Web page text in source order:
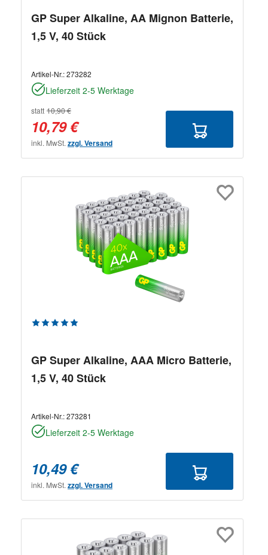
GP Super Alkaline, AA Mignon Batterie,
1,5 V, 40 Stück
Artikel-Nr.:273282
Lieferzeit 2-5 Werktage
statt 10,90 €
10,79 €
inkl. MwSt. zzgl. Versand
Durchschnittliche Bewertung von 5 von 5 Sternen
GP Super Alkaline, AAA Micro Batterie,
1,5 V, 40 Stück
Artikel-Nr.:273281
Lieferzeit 2-5 Werktage
10,49 €
inkl. MwSt. zzgl. Versand